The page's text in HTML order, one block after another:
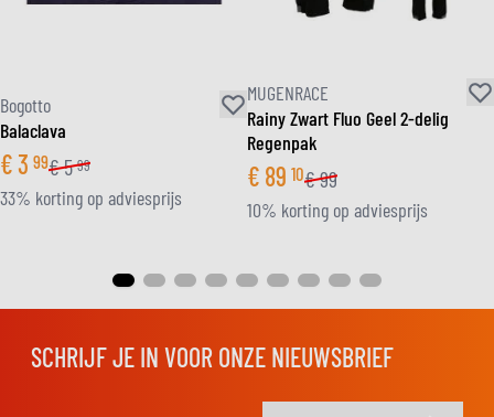
Bogotto
Balaclava
€3 99€5 99
33% korting op adviesprijs
MUGENRACE
Rainy Zwart Fluo Geel 2-delig
Regenpak
€ 89 10€99
10% korting op adviesprijs
SCHRIJF JE IN VOOR ONZE NIEUWSBRIEF